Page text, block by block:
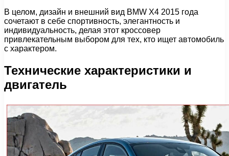
В целом, дизайн и внешний вид BMW X4 2015 года
сочетают в себе спортивность, элегантность и
индивидуальность, делая этот кроссовер
привлекательным выбором для тех, кто ищет автомобиль
с характером.
Технические характеристики и
двигатель